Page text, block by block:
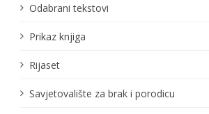
Odabrani tekstovi
Prikaz knjiga
Rijaset
Savjetovalište za brak i porodicu